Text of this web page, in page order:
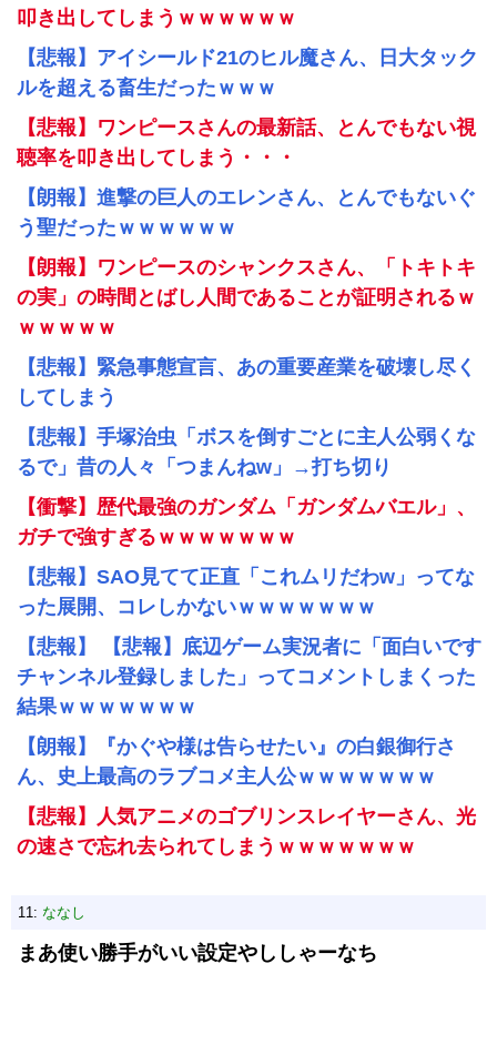
叩き出してしまうｗｗｗｗｗｗ
【悲報】アイシールド21のヒル魔さん、日大タック
ルを超える畜生だったｗｗｗ
【悲報】ワンピースさんの最新話、とんでもない視
聴率を叩き出してしまう・・・
【朗報】進撃の巨人のエレンさん、とんでもないぐ
う聖だったｗｗｗｗｗｗ
【朗報】ワンピースのシャンクスさん、「トキトキ
の実」の時間とばし人間であることが証明されるｗ
ｗｗｗｗｗ
【悲報】緊急事態宣言、あの重要産業を破壊し尽く
してしまう
【悲報】手塚治虫「ボスを倒すごとに主人公弱くな
るで」昔の人々「つまんねw」→打ち切り
【衝撃】歴代最強のガンダム「ガンダムバエル」、
ガチで強すぎるｗｗｗｗｗｗｗ
【悲報】SAO見てて正直「これムリだわw」ってな
った展開、コレしかないｗｗｗｗｗｗｗ
【悲報】 【悲報】底辺ゲーム実況者に「面白いです
チャンネル登録しました」ってコメントしまくった
結果ｗｗｗｗｗｗｗ
【朗報】『かぐや様は告らせたい』の白銀御行さ
ん、史上最高のラブコメ主人公ｗｗｗｗｗｗｗ
【悲報】人気アニメのゴブリンスレイヤーさん、光
の速さで忘れ去られてしまうｗｗｗｗｗｗｗ
11: ななし
まあ使い勝手がいい設定やししゃーなち